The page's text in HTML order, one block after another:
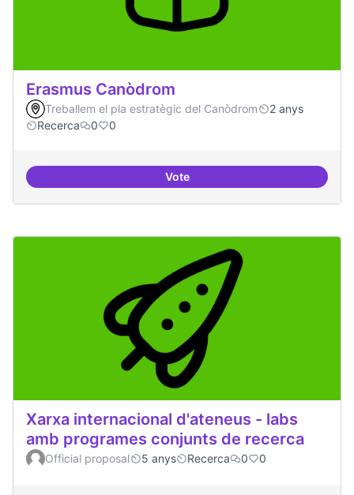
Erasmus Canòdrom
Treballem el pla estratègic del Canòdrom
2 anys
Recerca
0 0
VoteErasmus Canòdrom
Xarxa internacional d'ateneus - labs
amb programes conjunts de recerca
Official proposal 5 anys Recerca 0 0